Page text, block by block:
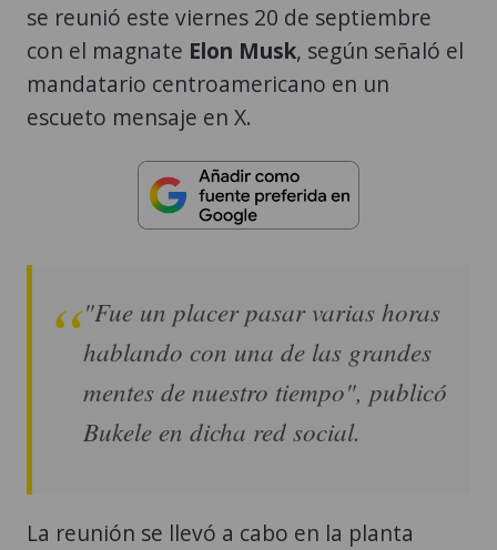
se reunió este viernes 20 de septiembre
con el magnate Elon Musk, según señaló el
mandatario centroamericano en un
escueto mensaje en X.
"Fue un placer pasar varias horas
hablando con una de las grandes
mentes de nuestro tiempo", publicó
Bukele en dicha red social.
La reunión se llevó a cabo en la planta